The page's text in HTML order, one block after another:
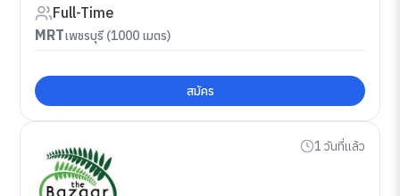
Full-Time
MRTเพชรบุรี (1000 เมตร)
สมัคร
1 วันที่แล้ว